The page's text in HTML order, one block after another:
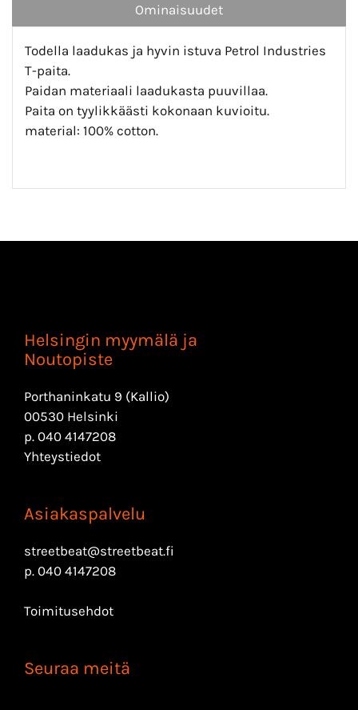
Ominaisuudet
Todella laadukas ja hyvin istuva Petrol Industries
T-paita.
Paidan materiaali laadukasta puuvillaa.
Paita on tyylikkäästi kokonaan kuvioitu.
material: 100% cotton.
Helsingin myymälä ja
Noutopiste
Porthaninkatu 9 (Kallio)
00530 Helsinki
p. 040 4147208
Yhteystiedot
Asiakaspalvelu
streetbeat@streetbeat.fi
p. 040 4147208
Toimitusehdot
Seuraa meitä